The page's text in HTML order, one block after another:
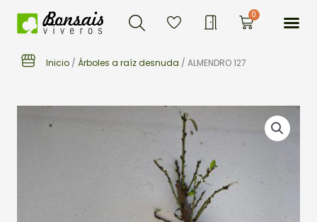
Buscar 0Carrito
Inicio / Árboles a raíz desnuda / ALMENDRO 127